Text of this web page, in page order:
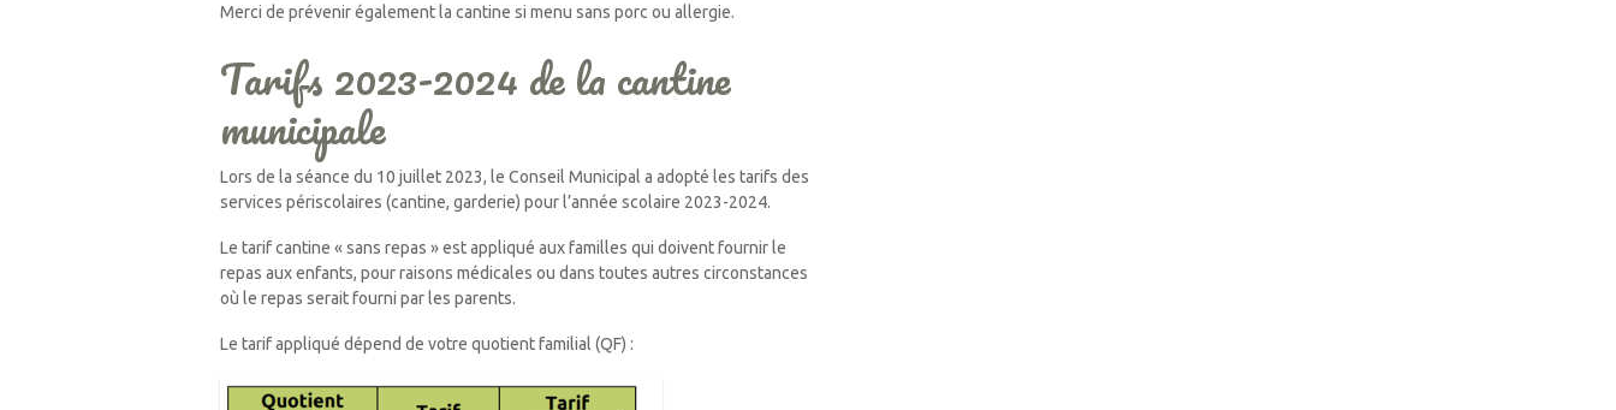
Merci de prévenir également la cantine si menu sans porc ou allergie.
Tarifs 2023-2024 de la cantine
municipale
Lors de la séance du 10 juillet 2023, le Conseil Municipal a adopté les tarifs des
services périscolaires (cantine, garderie) pour l’année scolaire 2023-2024.
Le tarif cantine « sans repas » est appliqué aux familles qui doivent fournir le
repas aux enfants, pour raisons médicales ou dans toutes autres circonstances
où le repas serait fourni par les parents.
Le tarif appliqué dépend de votre quotient familial (QF) :